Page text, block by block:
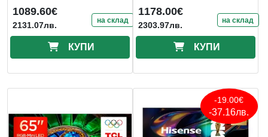
1089.60€
2131.07лв. на склад
КУПИ
1178.00€
2303.97лв. на склад
КУПИ
-19.00€
-37.16лв.